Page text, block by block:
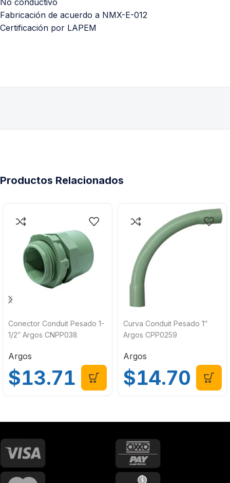
Fabricación de acuerdo a NMX-E-012
Certificación por LAPEM
Productos Relacionados
Conector Conduit Pesado 1-
1/2″ Argos CNPP038
Argos
$13.71
Curva Conduit Pesado 1″
Argos CPP0259
Argos
$14.70